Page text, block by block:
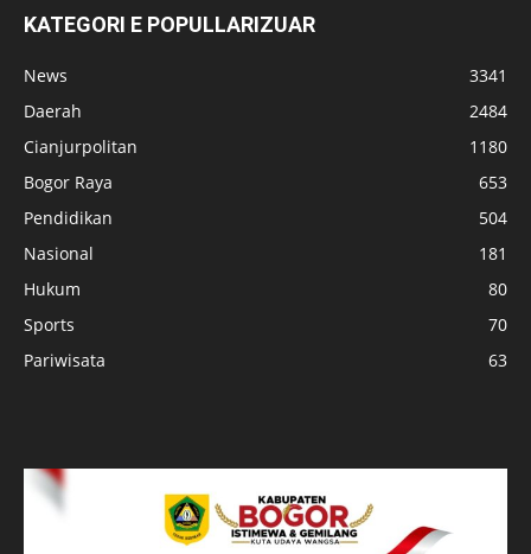
KATEGORI E POPULLARIZUAR
News
3341
Daerah
2484
Cianjurpolitan
1180
Bogor Raya
653
Pendidikan
504
Nasional
181
Hukum
80
Sports
70
Pariwisata
63